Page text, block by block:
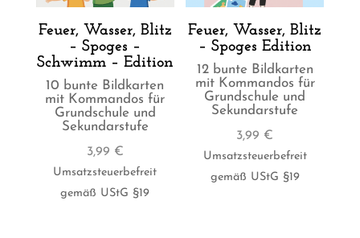
Feuer, Wasser, Blitz
– Spoges –
Schwimm – Edition
10 bunte Bildkarten
mit Kommandos für
Grundschule und
Sekundarstufe
3,99 €
Umsatzsteuerbefreit
gemäß UStG §19
Feuer, Wasser, Blitz
– Spoges Edition
12 bunte Bildkarten
mit Kommandos für
Grundschule und
Sekundarstufe
3,99 €
Umsatzsteuerbefreit
gemäß UStG §19